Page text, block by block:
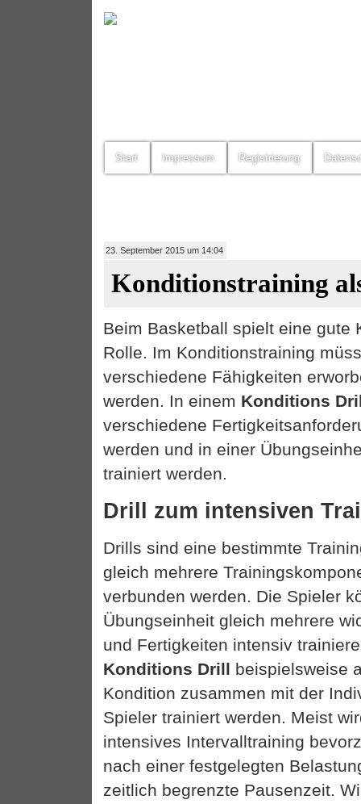
Start Impressum Registrierung
23. September 2015 um 14:04
Konditionstraining
Beim Basketball spielt eine gute
Rolle. Im Konditionstraining
verschiedene Fähigkeiten
werden. In einem Konditions
verschiedene
werden und in einer
trainiert werden.
Drill zum intensiven
Drills sind eine bestimmte
gleich mehrere
verbunden werden. Die Spieler
Übungseinheit gleich mehrere
und Fertigkeiten intensiv
Konditions Drill beispielsweise
Kondition zusammen mit der
Spieler trainiert werden. Meist
intensives Intervalltraining
nach einer festgelegten
zeitlich begrenzte Pausenzeit.